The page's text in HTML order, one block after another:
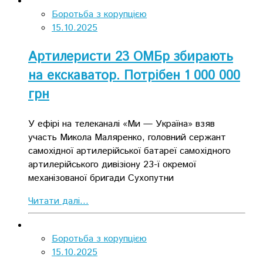
Боротьба з корупцією
15.10.2025
Артилеристи 23 ОМБр збирають
на екскаватор. Потрібен 1 000 000
грн
У ефірі на телеканалі «Ми — Україна» взяв
участь Микола Маляренко, головний сержант
самохідної артилерійської батареї самохідного
артилерійського дивізіону 23-ї окремої
механізованої бригади Сухопутни
Читати далі...
Боротьба з корупцією
15.10.2025